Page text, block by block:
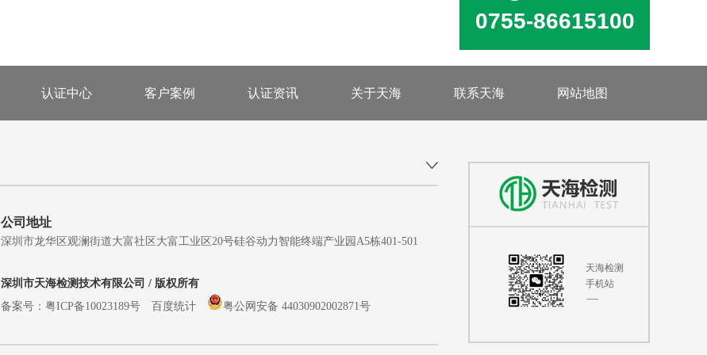
0755-86615100
认证中心 客户案例 认证资讯 关于天海 联系天海 网站地图
天海检测
手机站
公司地址
深圳市龙华区观澜街道大富社区大富工业区20号硅谷动力智能终端产业园A5栋401-501
深圳市天海检测技术有限公司 / 版权所有
备案号： 粤ICP备10023189号 百度统计 粤公网安备 44030902002871号